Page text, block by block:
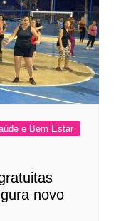
e Bem Estar
novo